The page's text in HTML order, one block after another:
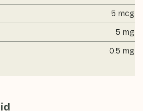
5 mcg
5 mg
0.5 mg